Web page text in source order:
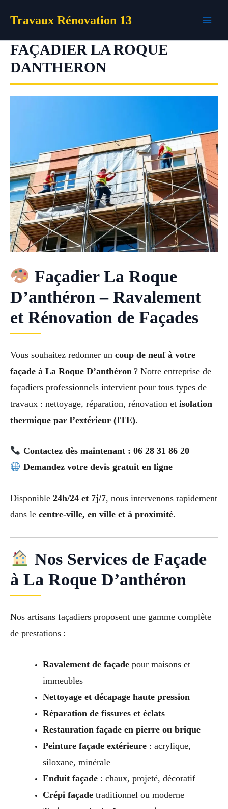
Travaux Rénovation 13
FAÇADIER LA ROQUE
DANTHERON
Façadier La Roque
D’anthéron – Ravalement
et Rénovation de Façades
Vous souhaitez redonner un coup de neuf à votre
façade à La Roque D’anthéron ? Notre entreprise de
façadiers professionnels intervient pour tous types de
travaux : nettoyage, réparation, rénovation et isolation
thermique par l’extérieur (ITE).
Contactez dès maintenant : 06 28 31 86 20
Demandez votre devis gratuit en ligne
Disponible 24h/24 et 7j/7, nous intervenons rapidement
dans le centre-ville, en ville et à proximité.
Nos Services de Façade
à La Roque D’anthéron
Nos artisans façadiers proposent une gamme complète
de prestations :
Ravalement de façadepour maisons et
immeubles
Nettoyage et décapage haute pression
Réparation de fissures et éclats
Restauration façade en pierre ou brique
Peinture façade extérieure: acrylique,
siloxane, minérale
Enduit façade: chaux, projeté, décoratif
Crépi façadetraditionnel ou moderne